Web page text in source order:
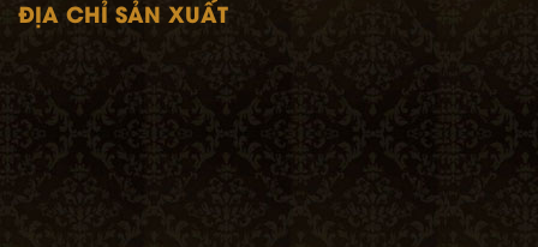
ĐỊA CHỈ SẢN XUẤT